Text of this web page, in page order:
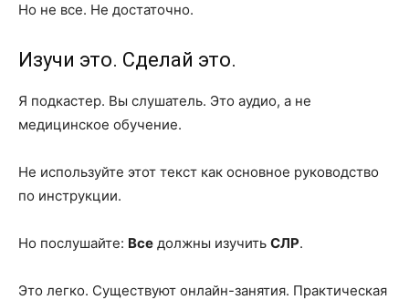
Но не все. Не достаточно.
Изучи это. Сделай это.
Я подкастер. Вы слушатель. Это аудио, а не
медицинское обучение.
Не используйте этот текст как основное руководство
по инструкции.
Но послушайте: Все должны изучить СЛР.
Это легко. Существуют онлайн-занятия. Практическая